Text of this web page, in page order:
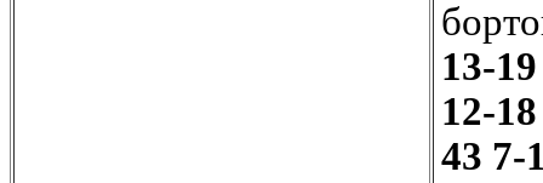
13-19
12-18
43 7-